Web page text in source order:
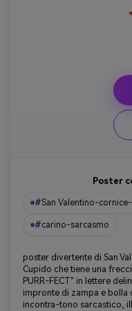
Poster
#San Valentino-
#carino-sarcasmo
poster divertente di San
Cupido che tiene una
PURR-FECT" in lettere
impronte di zampa e bolla
incontra-tono sarcastico,